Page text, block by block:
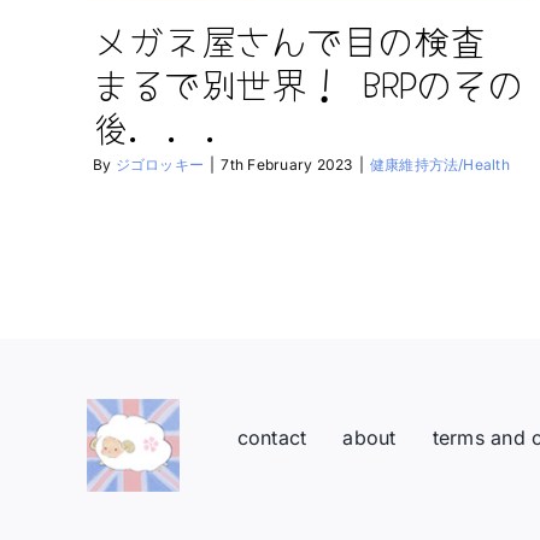
メガネ屋さんで目の検査
まるで別世界！ BRPのその
後. . .
By ジゴロッキー 7th February 2023 健康維持方法/Health
contact about terms and